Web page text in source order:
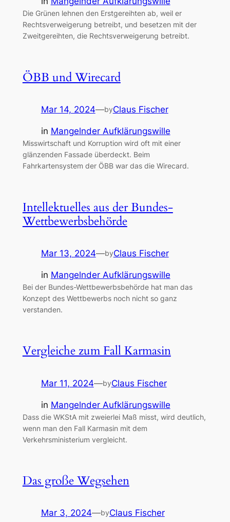
Die Grünen lehnen den Erstgereihten ab, weil er
Rechtsverweigerung betreibt, und besetzen mit der
Zweitgereihten, die Rechtsverweigerung betreibt.
ÖBB und Wirecard
Mar 14, 2024—byClaus Fischer
in Mangelnder Aufklärungswille
Misswirtschaft und Korruption wird oft mit einer
glänzenden Fassade überdeckt. Beim
Fahrkartensystem der ÖBB war das die Wirecard.
Intellektuelles aus der Bundes-
Wettbewerbsbehörde
Mar 13, 2024—byClaus Fischer
in Mangelnder Aufklärungswille
Bei der Bundes-Wettbewerbsbehörde hat man das
Konzept des Wettbewerbs noch nicht so ganz
verstanden.
Vergleiche zum Fall Karmasin
Mar 11, 2024—byClaus Fischer
in Mangelnder Aufklärungswille
Dass die WKStA mit zweierlei Maß misst, wird deutlich,
wenn man den Fall Karmasin mit dem
Verkehrsministerium vergleicht.
Das große Wegsehen
Mar 3, 2024—byClaus Fischer